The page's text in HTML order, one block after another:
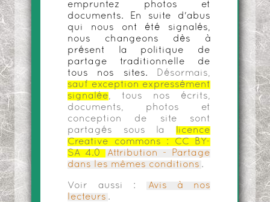
empruntez photos et
documents. En suite d'abus
qui nous ont été signalés,
nous changeons dès à
présent la politique de
partage traditionnelle de
tous nos sites.
Désormais,
sauf exception expressément
signalée, tous nos écrits,
documents, photos et
conception de site sont
partagés sous la
licence
Creative commons :
CC BY-
SA 4.0
Attribution - Partage
dans les mêmes conditions .
Voir aussi :
Avis à nos
lecteurs .